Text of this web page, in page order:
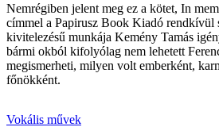
Nemrégiben jelent meg ez a kötet, In
címmel a Papirusz Book Kiadó rendkívül
kivitelezésű munkája Kemény Tamás
bármi okból kifolyólag nem lehetett
megismerheti, milyen volt emberként,
főnökként.
Vokális művek